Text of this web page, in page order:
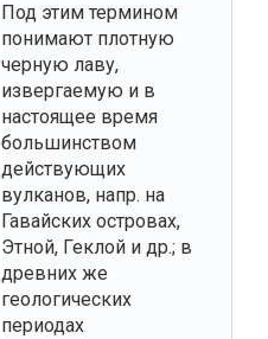
Под этим термином
понимают плотную
черную лаву,
извергаемую и в
настоящее время
большинством
действующих
вулканов, напр. на
Гавайских островах,
Этной, Геклой и др.; в
древних же
геологических
периодах